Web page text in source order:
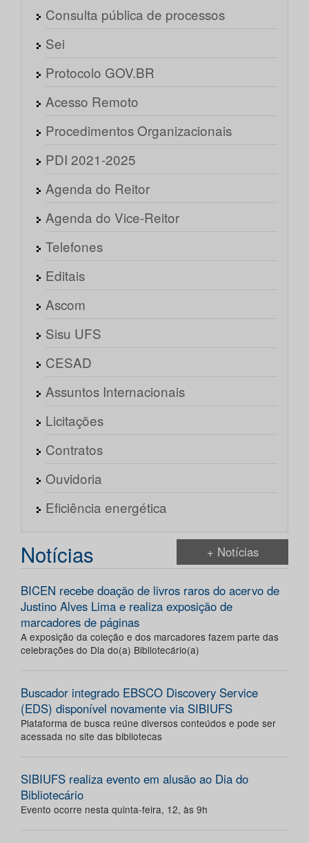
Consulta pública de processos
Sei
Protocolo GOV.BR
Acesso Remoto
Procedimentos Organizacionais
PDI 2021-2025
Agenda do Reitor
Agenda do Vice-Reitor
Telefones
Editais
Ascom
Sisu UFS
CESAD
Assuntos Internacionais
Licitações
Contratos
Ouvidoria
Eficiência energética
Notícias + Notícias
BICEN recebe doação de livros raros do acervo de
Justino Alves Lima e realiza exposição de
marcadores de páginas
A exposição da coleção e dos marcadores fazem parte das
celebrações do Dia do(a) Bibliotecário(a)
Buscador integrado EBSCO Discovery Service
(EDS) disponível novamente via SIBIUFS
Plataforma de busca reúne diversos conteúdos e pode ser
acessada no site das bibliotecas
SIBIUFS realiza evento em alusão ao Dia do
Bibliotecário
Evento ocorre nesta quinta-feira, 12, às 9h